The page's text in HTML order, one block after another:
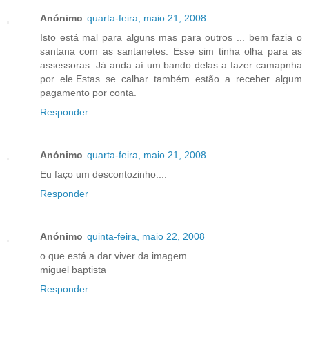
Anónimo quarta-feira, maio 21, 2008
Isto está mal para alguns mas para outros ... bem fazia o
santana com as santanetes. Esse sim tinha olha para as
assessoras. Já anda aí um bando delas a fazer camapnha
por ele.Estas se calhar também estão a receber algum
pagamento por conta.
Responder
Anónimo quarta-feira, maio 21, 2008
Eu faço um descontozinho....
Responder
Anónimo quinta-feira, maio 22, 2008
o que está a dar viver da imagem...
miguel baptista
Responder